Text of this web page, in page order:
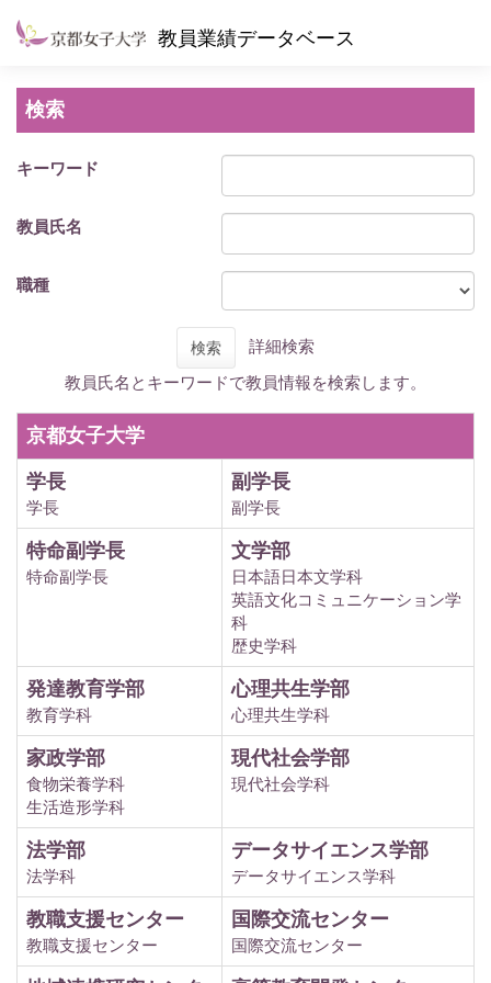
教員業績データベース
検索
キーワード
教員氏名
職種
検索
詳細検索
教員氏名とキーワードで教員情報を検索します。
京都女子大学
学長
学長
副学長
副学長
特命副学長
特命副学長
文学部
日本語日本文学科
英語文化コミュニケーション学
科
歴史学科
発達教育学部
教育学科
心理共生学部
心理共生学科
家政学部
食物栄養学科
生活造形学科
現代社会学部
現代社会学科
法学部
法学科
データサイエンス学部
データサイエンス学科
教職支援センター
教職支援センター
国際交流センター
国際交流センター